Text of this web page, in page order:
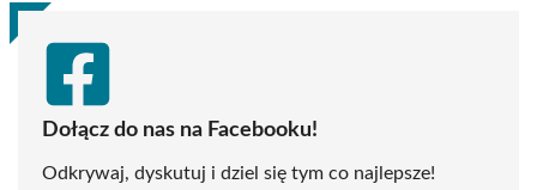
Dołącz do nas na Facebooku!
Odkrywaj, dyskutuj i dziel się tym co najlepsze!